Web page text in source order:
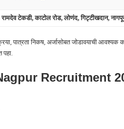
रामदेव टेकडी, काटोल रोड, लोणंद, गिट्टीखदान,
पात्रता निकष, अर्जासोबत जोडावयाची आवश्यक
पहा.
Recruitment